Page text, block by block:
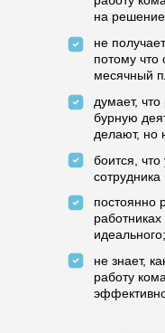
на решение
не
потому что
месячный
думает,
бурную
делают, но
боится,
сотрудника
постоянно
идеального;
не знает,
работу